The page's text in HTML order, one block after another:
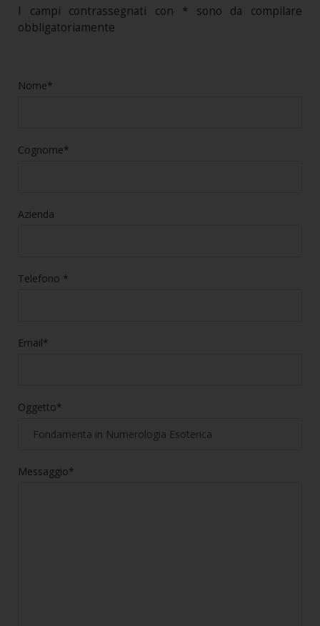
I campi contrassegnati con * sono da compilare
obbligatoriamente
Nome*
Cognome*
Azienda
Telefono *
Email*
Oggetto*
Messaggio*